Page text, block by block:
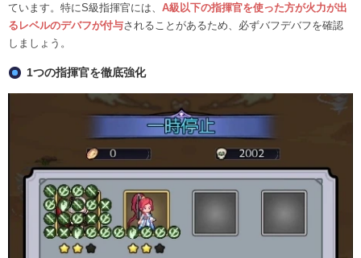
ています。特にS級指揮官には、 A級以下の指揮官を使った方が火力が出
るレベルのデバフが付与されることがあるため、必ずバフデバフを確認
しましょう。
1つの指揮官を徹底強化